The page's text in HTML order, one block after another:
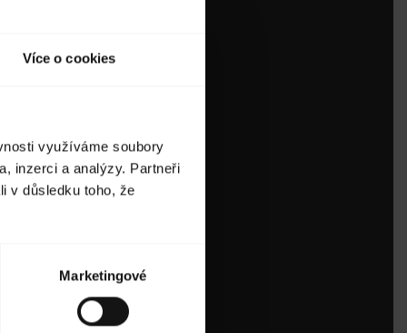
Více o cookies
využíváme soubory
inzerci a analýzy. Partneři
v důsledku toho, že
Marketingové